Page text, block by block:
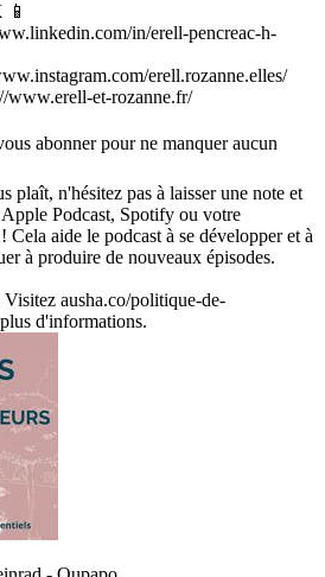
in/erell-pencreac-h-
erell.rozanne.elles/
www.erell-et-rozanne.fr/
abonner pour ne manquer aucun
plaît, n'hésitez pas à laisser une note et
Podcast, Spotify ou votre
Cela aide le podcast à se développer et à
à produire de nouveaux épisodes.
ausha.co/politique-de-
d'informations.